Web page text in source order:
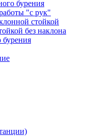
бурения
"с рук"
стойкой
без наклона
бурения